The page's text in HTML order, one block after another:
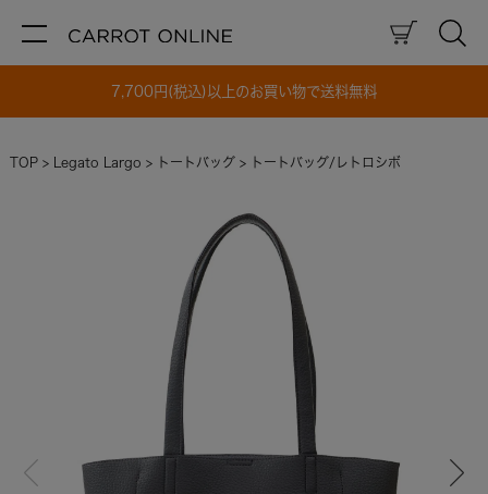
7,700円(税込)以上のお買い物で送料無料
TOP Legato Largo トートバッグ トートバッグ/レトロシボ